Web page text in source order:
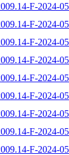
F-2024-
F-2024-
F-2024-
F-2024-
F-2024-
F-2024-
F-2024-
F-2024-
F-2024-